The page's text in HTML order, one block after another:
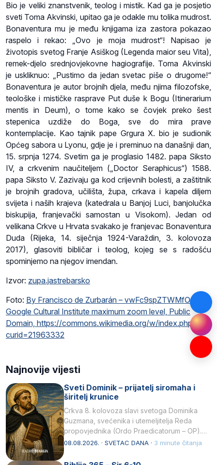
Bio je veliki znanstvenik, teolog i mistik. Kad ga je posjetio
sveti Toma Akvinski, upitao ga je odakle mu tolika mudrost.
Bonaventura mu je među knjigama iza zastora pokazao
raspelo i rekao: „Ovo je moja mudrost“! Napisao je
životopis svetog Franje Asiškog (Legenda maior seu Vita),
remek-djelo srednjovjekovne hagiografije. Toma Akvinski
je uskliknuo: „Pustimo da jedan svetac piše o drugome!“
Bonaventura je autor brojnih djela, među njima filozofske,
teološke i mističke rasprave Put duše k Bogu (Itinerarium
mentis in Deum), o tome kako se čovjek preko šest
stepenica uzdiže do Boga, sve do mira prave
kontemplacije. Kao tajnik pape Grgura X. bio je sudionik
Općeg sabora u Lyonu, gdje je i preminuo na današnji dan,
15. srpnja 1274. Svetim ga je proglasio 1482. papa Siksto
IV, a crkvenim naučiteljem („Doctor Seraphicus“) 1588.
papa Siksto V. Zazivaju ga kod crijevnih bolesti, a zaštitnik
je brojnih gradova, učilišta, župa, crkava i kapela diljem
svijeta i naših krajeva (katedrala u Banjoj Luci, banjolučka
biskupija, franjevački samostan u Visokom). Jedan od
velikana Crkve u Hrvata svakako je franjevac Bonaventura
Duda (Rijeka, 14. siječnja 1924-Varaždin, 3. kolovoza
2017), glasoviti bibličar i teolog, kojeg se s radošću
spominjemo na njegov imendan.
Izvor: zupa.jastrebarsko
Foto: By Francisco de Zurbarán – vwFc9spZTWMfOg at
Google Cultural Institute maximum zoom level, Public
Domain, https://commons.wikimedia.org/w/index.php?
curid=21963332
Najnovije vijesti
Sveti Dominik – prijatelj siromaha i
širitelj krunice
Crkva 8. kolovoza slavi svetoga Dominika
Guzmana, svećenika i utemeljitelja Reda
propovjednika (Ordo Praedicatorum – OP).
Svojim životom, dubokom ljubavlju prema
08.08.2026. · SVETAC DANA · 3 minute čitanja